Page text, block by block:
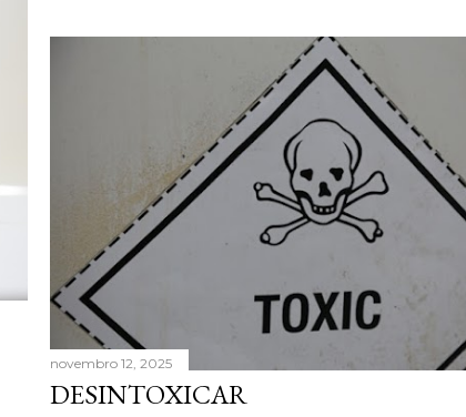
novembro 12, 2025
DESINTOXICAR